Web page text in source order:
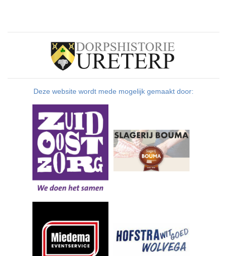
Deze website wordt mede mogelijk gemaakt door: